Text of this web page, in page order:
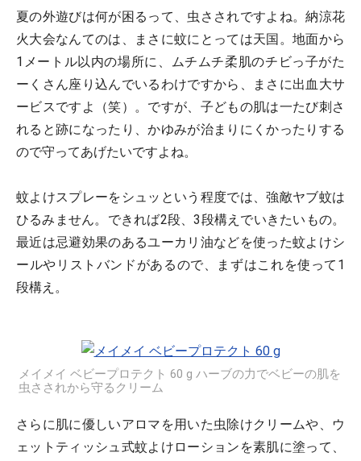
夏の外遊びは何が困るって、虫さされですよね。納涼花
火大会なんてのは、まさに蚊にとっては天国。地面から
1メートル以内の場所に、ムチムチ柔肌のチビっ子がた
ーくさん座り込んでいるわけですから、まさに出血大サ
ービスですよ（笑）。ですが、子どもの肌は一たび刺さ
れると跡になったり、かゆみが治まりにくかったりする
ので守ってあげたいですよね。
蚊よけスプレーをシュッという程度では、強敵ヤブ蚊は
ひるみません。できれば2段、3段構えでいきたいもの。
最近は忌避効果のあるユーカリ油などを使った蚊よけシ
ールやリストバンドがあるので、まずはこれを使って1
段構え。
メイメイ ベビープロテクト 60 g ハーブの力でベビーの肌を
虫さされから守るクリーム
さらに肌に優しいアロマを用いた虫除けクリームや、ウ
ェットティッシュ式蚊よけローションを素肌に塗って、